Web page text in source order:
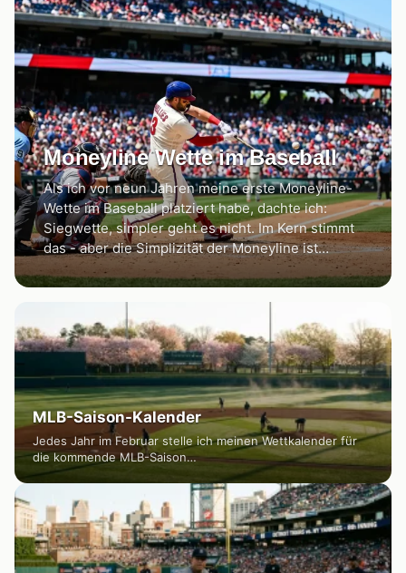
Moneyline Wette im Baseball
Als ich vor neun Jahren meine erste Moneyline-
Wette im Baseball platziert habe, dachte ich:
Siegwette, simpler geht es nicht. Im Kern stimmt
das - aber die Simplizität der Moneyline ist…
MLB-Saison-Kalender
Jedes Jahr im Februar stelle ich meinen Wettkalender für
die kommende MLB-Saison…